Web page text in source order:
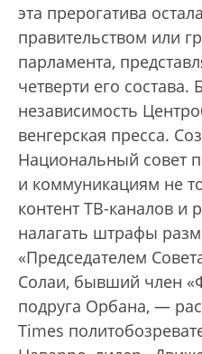
эта прерогатива
правительством или
парламента,
четверти его состава.
независимость
венгерская пресса.
Национальный cовет
и коммуникациям не
контент ТВ-каналов и
налагать штрафы
«Председателем
Солаи, бывший член
подруга Орбана, —
Times